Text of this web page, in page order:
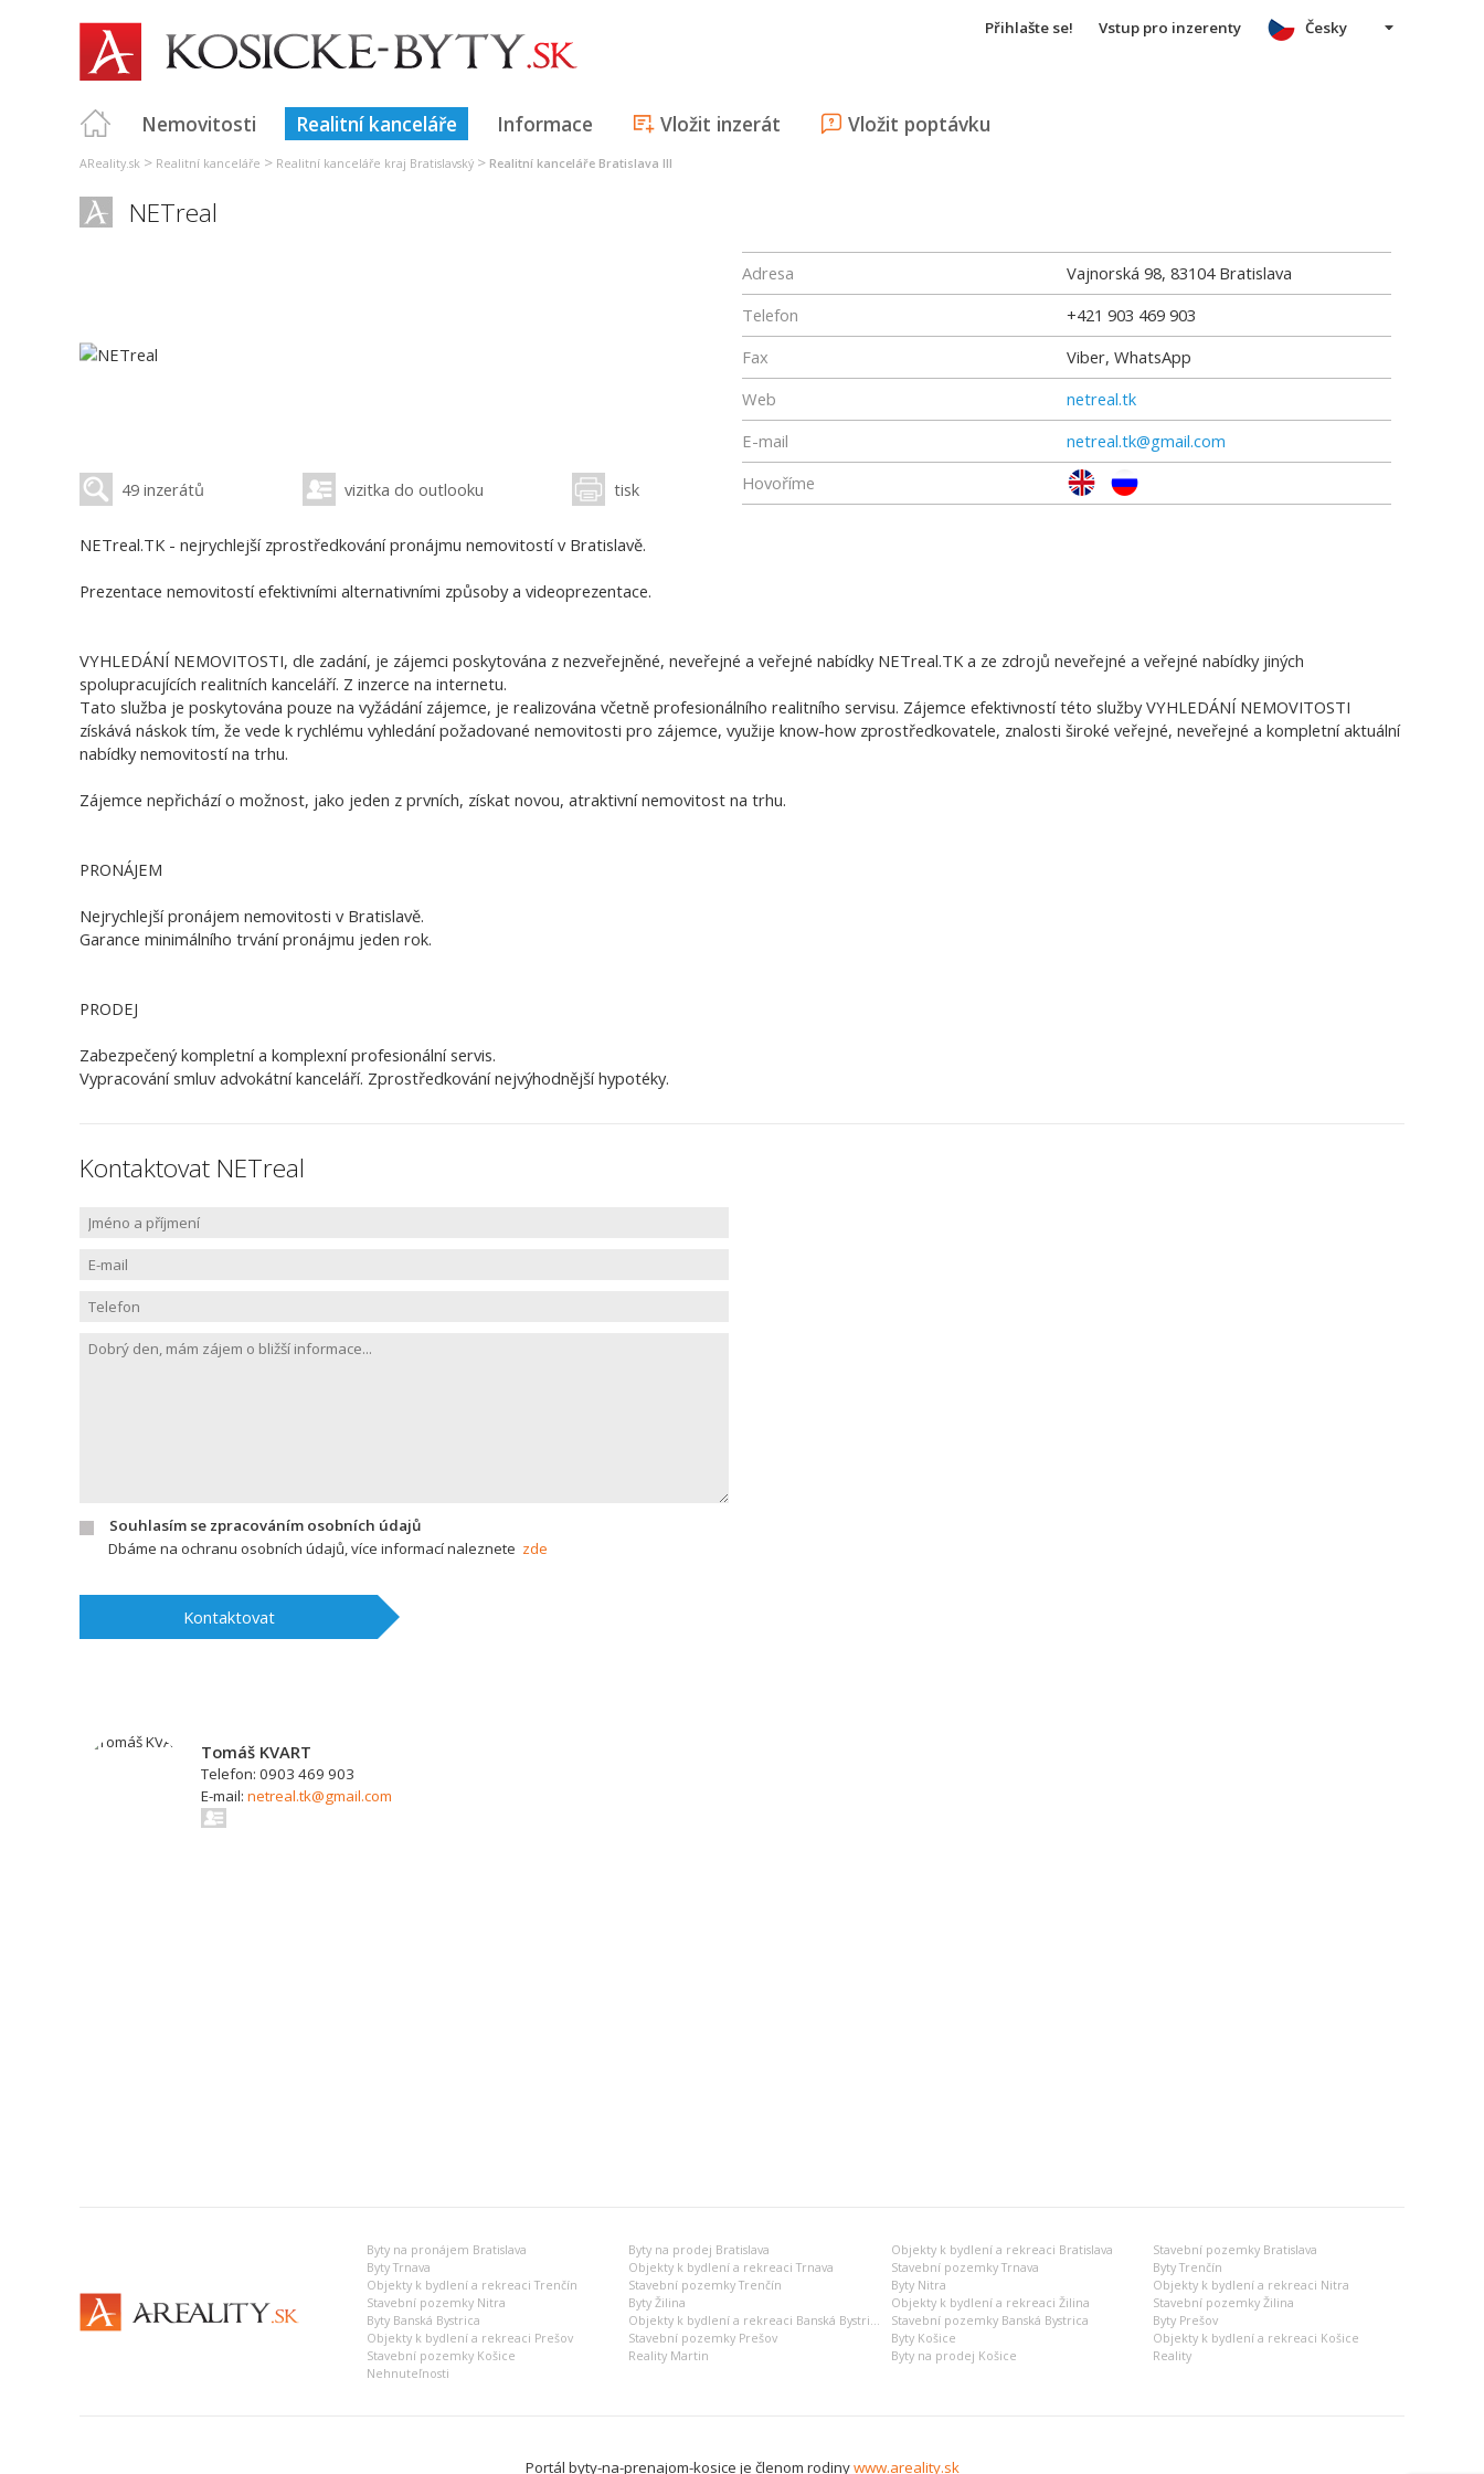
Přihlašte se! Vstup pro inzerenty
Nemovitosti Realitní kanceláře Informace Vložit inzerát Vložit poptávku
Česky
AReality.sk > Realitní kanceláře > Realitní kanceláře kraj Bratislavský > Realitní kanceláře Bratislava III
NETreal
49 inzerátů vizitka do outlooku tisk
Adresa Vajnorská 98, 83104 Bratislava
Telefon
+421 903 469 903
Fax
Viber, WhatsApp
Web
netreal.tk
E-mail
netreal.tk@gmail.com
Hovoříme
NETreal.TK - nejrychlejší zprostředkování pronájmu nemovitostí v Bratislavě.
Prezentace nemovitostí efektivními alternativními způsoby a videoprezentace.
VYHLEDÁNÍ NEMOVITOSTI, dle zadání, je zájemci poskytována z nezveřejněné, neveřejné a veřejné nabídky NETreal.TK a ze zdrojů neveřejné a veřejné nabídky jiných
spolupracujících realitních kanceláří. Z inzerce na internetu.
Tato služba je poskytována pouze na vyžádání zájemce, je realizována včetně profesionálního realitního servisu. Zájemce efektivností této služby VYHLEDÁNÍ NEMOVITOSTI
získává náskok tím, že vede k rychlému vyhledání požadované nemovitosti pro zájemce, využije know-how zprostředkovatele, znalosti široké veřejné, neveřejné a kompletní aktuální
nabídky nemovitostí na trhu.
Zájemce nepřichází o možnost, jako jeden z prvních, získat novou, atraktivní nemovitost na trhu.
PRONÁJEM
Nejrychlejší pronájem nemovitosti v Bratislavě.
Garance minimálního trvání pronájmu jeden rok.
PRODEJ
Zabezpečený kompletní a komplexní profesionální servis.
Vypracování smluv advokátní kanceláří. Zprostředkování nejvýhodnější hypotéky.
Kontaktovat NETreal
Souhlasím se zpracováním osobních údajů
Dbáme na ochranu osobních údajů, více informací naleznete zde
Kontaktovat
Tomáš KVART
Telefon: 0903 469 903
E-mail: netreal.tk@gmail.com
Byty na pronájem Bratislava Byty na prodej Bratislava Objekty k bydlení a rekreaci Bratislava
Stavební pozemky Bratislava
Byty Trnava
Objekty k bydlení a rekreaci Trnava Stavební pozemky Trnava
Byty Trenčín
Objekty k bydlení a rekreaci Trenčín
Stavební pozemky Trenčín Byty Nitra
Objekty k bydlení a rekreaci Nitra
Stavební pozemky Nitra
Byty Žilina Objekty k bydlení a rekreaci Žilina
Stavební pozemky Žilina
Byty Banská Bystrica
Objekty k bydlení a rekreaci Banská Bystrica Stavební pozemky Banská Bystrica
Byty Prešov
Objekty k bydlení a rekreaci Prešov
Stavební pozemky Prešov Byty Košice
Objekty k bydlení a rekreaci Košice
Stavební pozemky Košice
Reality Martin Byty na prodej Košice
Reality
Nehnuteľnosti
Portál byty-na-prenajom-kosice je členom rodinywww.areality.sk